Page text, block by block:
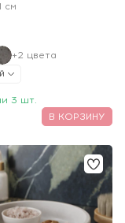
см
+2 цвета
3 шт.
В КОРЗИНУ